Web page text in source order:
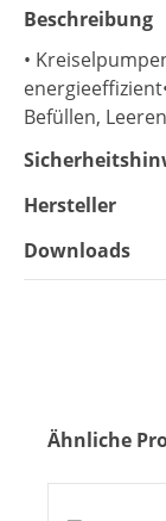
Beschreibung
•
Befüllen,
Hersteller
Downloads
Produktgalerie
Ähnliche